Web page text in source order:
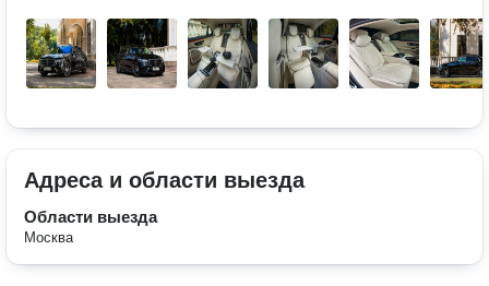
Адреса и области выезда
Области выезда
Москва